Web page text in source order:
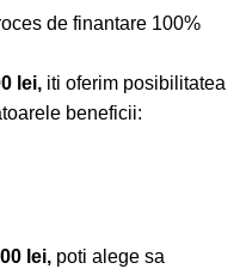
de finantare 100%
lei, iti oferim posibilitatea
beneficii:
lei, poti alege sa